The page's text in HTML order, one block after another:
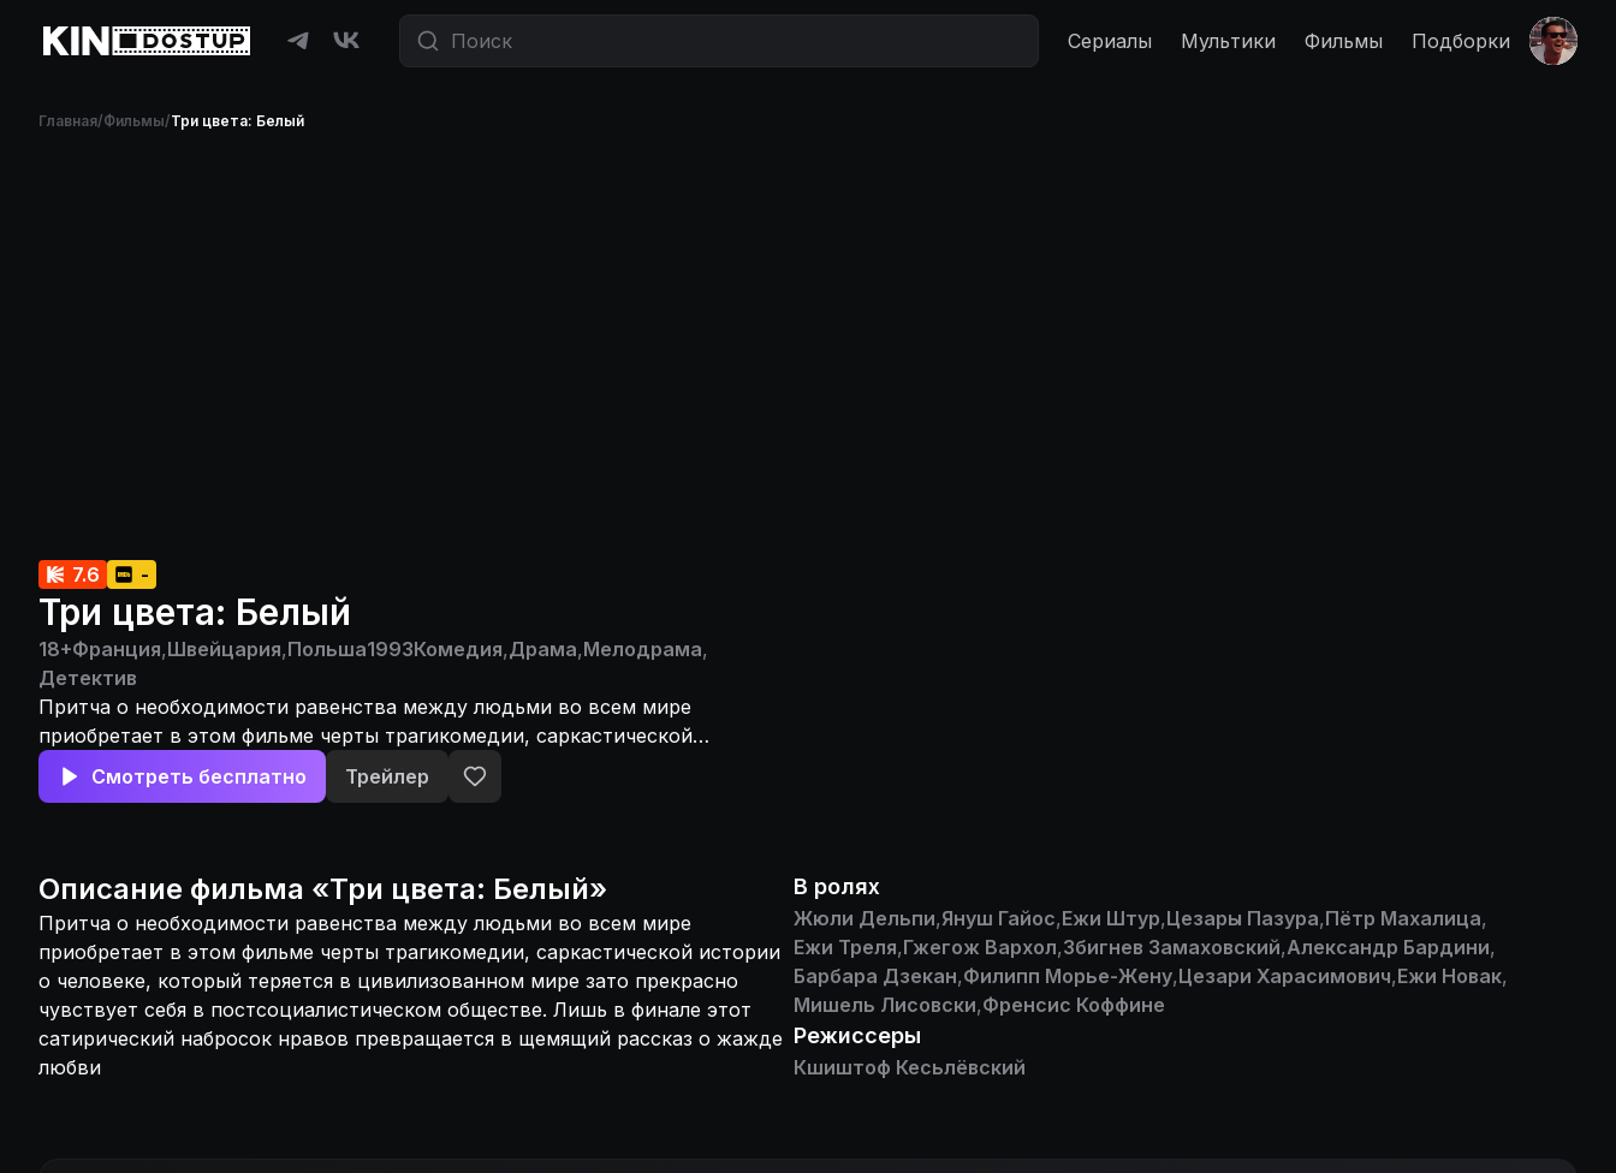
Сериалы Мультики Фильмы Подборки
Главная/Фильмы/Три цвета: Белый
7.6 -
Три цвета: Белый
18+Франция,Швейцария,Польша1993Комедия,Драма,Мелодрама,
Детектив
Притча о необходимости равенства между людьми во всем мире
приобретает в этом фильме черты трагикомедии, саркастической
истории о человеке, который теряется в цивилизованном мире
зато прекрасно чувствует себя в постсоциалистическом обществе.
Смотреть бесплатно Трейлер
Описание фильма «Три цвета: Белый»
Притча о необходимости равенства между людьми во всем мире
приобретает в этом фильме черты трагикомедии, саркастической истории
о человеке, который теряется в цивилизованном мире зато прекрасно
чувствует себя в постсоциалистическом обществе. Лишь в финале этот
сатирический набросок нравов превращается в щемящий рассказ о жажде
любви
В ролях
Жюли Дельпи,Януш Гайос,Ежи Штур,Цезары Пазура,Пётр Махалица,
Ежи Треля,Гжегож Вархол,Збигнев Замаховский,Александр Бардини,
Барбара Дзекан,Филипп Морье-Жену,Цезари Харасимович,Ежи Новак,
Мишель Лисовски,Френсис Коффине
Режиссеры
Кшиштоф Кесьлёвский